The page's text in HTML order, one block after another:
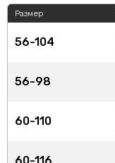
Размер
56-104
56-98
60-110